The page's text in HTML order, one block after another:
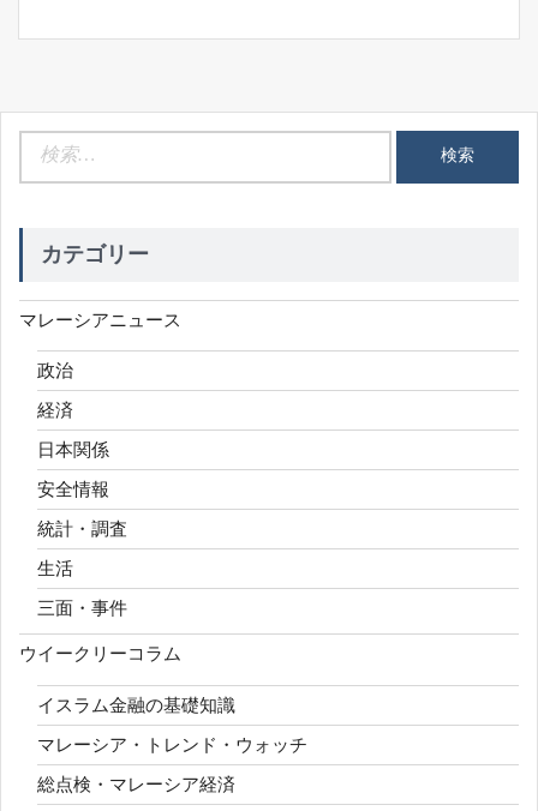
ー
ョ
ン
カテゴリー
マレーシアニュース
政治
経済
日本関係
安全情報
統計・調査
生活
三面・事件
ウイークリーコラム
イスラム金融の基礎知識
マレーシア・トレンド・ウォッチ
総点検・マレーシア経済